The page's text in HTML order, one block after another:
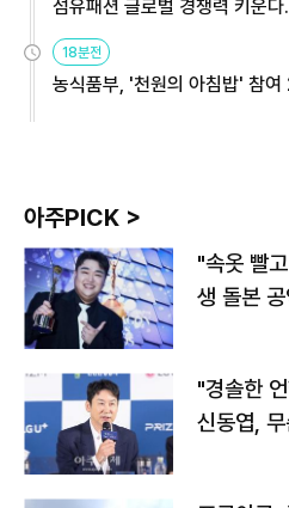
섬유패션 글로벌 경쟁력 키운
원
18분전
농식품부, '천원의 아침밥' 참
아주PICK >
"속옷 빨
생 돌본
"경솔한
신동엽,